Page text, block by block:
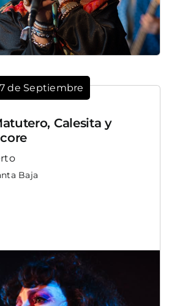
de Septiembre
Calesita y
Baja